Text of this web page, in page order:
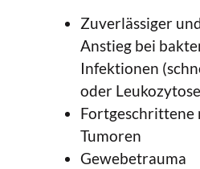
Zuverlässiger
Anstieg bei
Infektionen
oder
Fortgeschrittene
Tumoren
Gewebetrauma